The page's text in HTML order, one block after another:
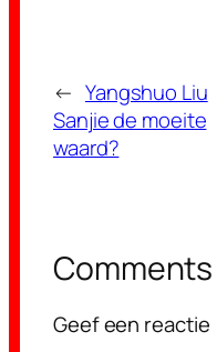
← Yangshuo Liu
Sanjie de moeite
waard?
Comments
Geef een reactie